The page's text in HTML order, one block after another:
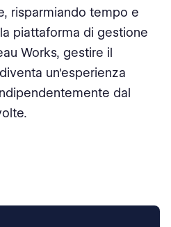
risparmiando tempo e
piattaforma di gestione
Works, gestire il
un'esperienza
dal